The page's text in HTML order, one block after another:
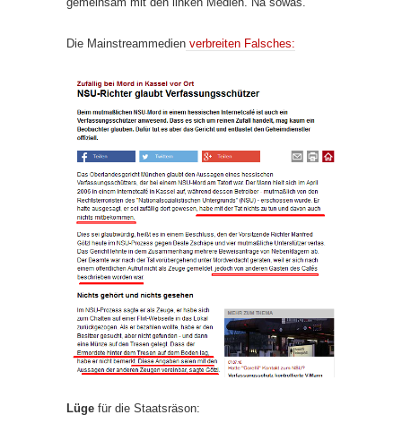
Die Mainstreammedien verbreiten Falsches:
Lüge für die Staatsräson: